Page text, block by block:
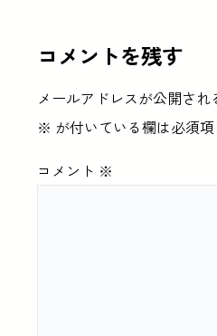
コメントを残す
メールアドレスが公開され
※ が付いている欄は必須
コメント ※